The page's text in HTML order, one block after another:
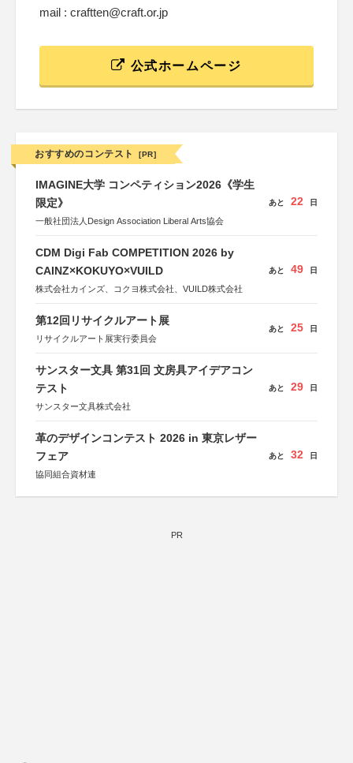
mail : craftten@craft.or.jp
公式ホームページ
おすすめのコンテスト [PR]
IMAGINE大学 コンペティション2026《学生
限定》
一般社団法人Design Association Liberal Arts協会
あと 22 日
CDM Digi Fab COMPETITION 2026 by
CAINZ×KOKUYO×VUILD
株式会社カインズ、コクヨ株式会社、VUILD株式会社
あと 49 日
第12回リサイクルアート展
リサイクルアート展実行委員会
あと 25 日
サンスター文具 第31回 文房具アイデアコン
テスト
サンスター文具株式会社
あと 29 日
革のデザインコンテスト 2026 in 東京レザー
フェア
協同組合資材連
あと 32 日
PR